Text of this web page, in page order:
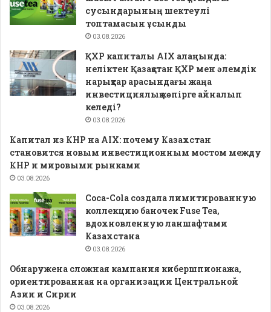
сусындарының шектеулі
топтамасын ұсынды
03.08.2026
ҚХР капиталы AIX алаңында:
неліктен Қазақстан ҚХР мен әлемдік
нарықтар арасындағы жаңа
инвестициялық көпірге айналып
келеді?
03.08.2026
Капитал из КНР на AIX: почему Казахстан
становится новым инвестиционным мостом между
КНР и мировыми рынками
03.08.2026
Coca-Cola создала лимитированную
коллекцию баночек Fuse Tea,
вдохновленную ланшафтами
Казахстана
03.08.2026
Обнаружена сложная кампания кибершпионажа,
ориентированная на организации Центральной
Азии и Сирии
03.08.2026